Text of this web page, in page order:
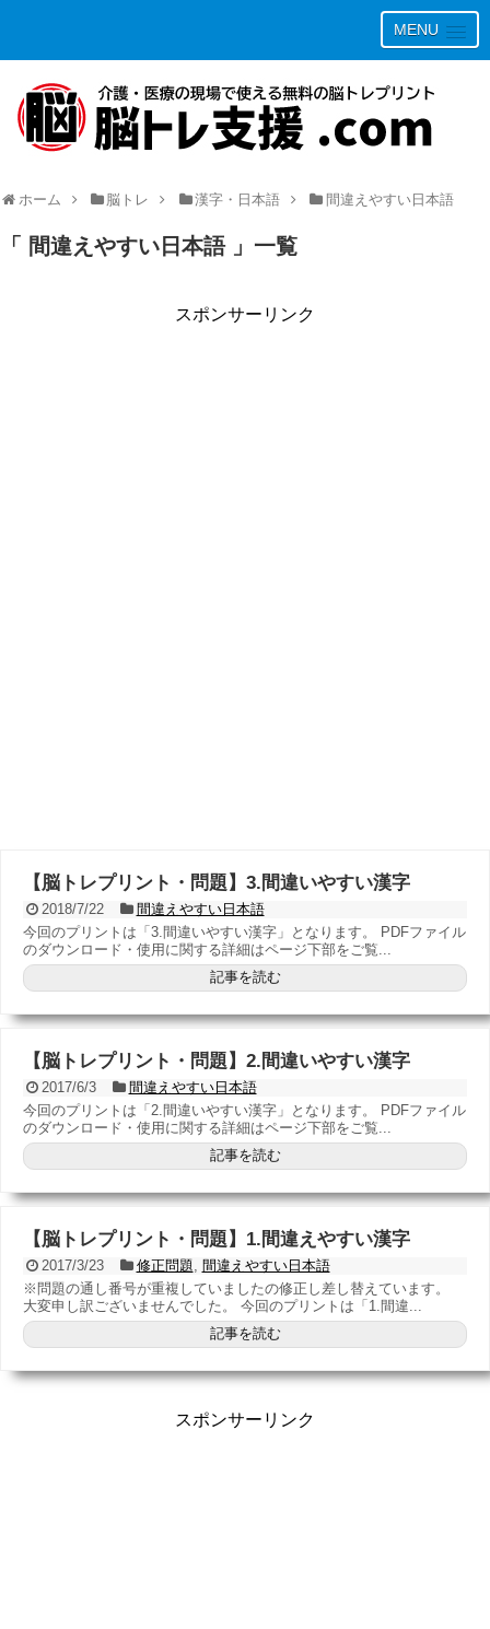
MENU
ホーム 脳トレ 漢字・日本語 間違えやすい日本語
「 間違えやすい日本語 」一覧
スポンサーリンク
【脳トレプリント・問題】3.間違いやすい漢字
2018/7/22
間違えやすい日本語
今回のプリントは「3.間違いやすい漢字」となります。 PDFファイル
のダウンロード・使用に関する詳細はページ下部をご覧...
記事を読む
【脳トレプリント・問題】2.間違いやすい漢字
2017/6/3
間違えやすい日本語
今回のプリントは「2.間違いやすい漢字」となります。 PDFファイル
のダウンロード・使用に関する詳細はページ下部をご覧...
記事を読む
【脳トレプリント・問題】1.間違えやすい漢字
2017/3/23 修正問題, 間違えやすい日本語
※問題の通し番号が重複していましたの修正し差し替えています。
大変申し訳ございませんでした。 今回のプリントは「1.間違...
記事を読む
スポンサーリンク